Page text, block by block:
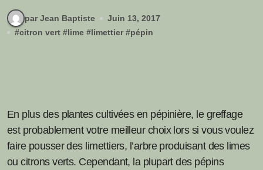
par Jean Baptiste
Juin 13, 2017
#citron vert #lime #limettier #pépin
En plus des plantes cultivées en pépinière, le greffage
est probablement votre meilleur choix lors si vous voulez
faire pousser des limettiers, l’arbre produisant des limes
ou citrons verts. Cependant, la plupart des pépins